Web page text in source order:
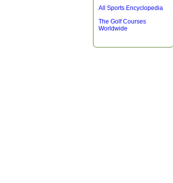
All Sports Encyclopedia
The Golf Courses
Worldwide